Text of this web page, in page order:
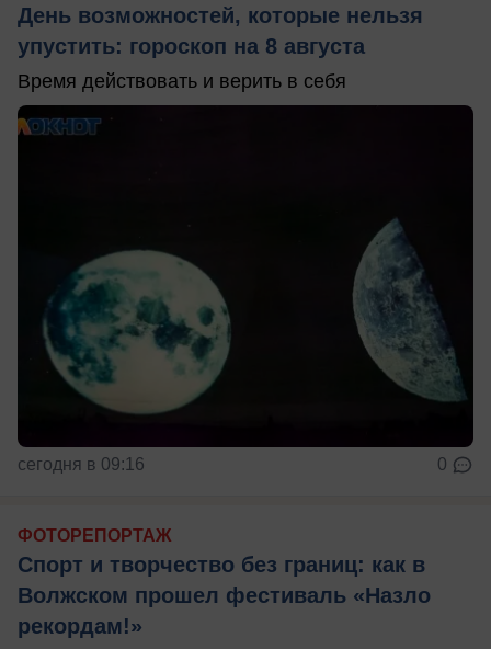
День возможностей, которые нельзя
упустить: гороскоп на 8 августа
Время действовать и верить в себя
сегодня в 09:16 0
ФОТОРЕПОРТАЖ
Спорт и творчество без границ: как в
Волжском прошел фестиваль «Назло
рекордам!»